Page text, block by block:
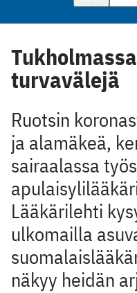
turvavälejä
Ruotsin
ja alamäkeä,
sairaalassa
Lääkärilehti
ulkomailla
näkyy heidän